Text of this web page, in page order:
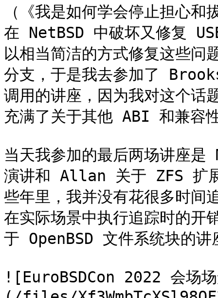
（《我是如何学会停止担心
在 NetBSD 中破坏又修复
以相当简洁的方式修复这些问
分支，于是我去参加了
调用的讲座，因为我对这个话
充满了关于其他 ABI 和兼容
当天我参加的最后两场讲座
演讲和 Allan 关于 ZFS 扩展
些年里，我并没有花很多时
在实际场景中执行追踪时的
于 OpenBSD 文件系统块的讲
![EuroBSDCon 2022 会场